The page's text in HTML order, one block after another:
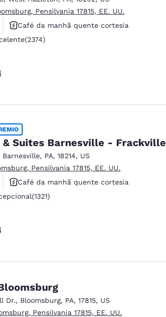
Pensilvania 17815, EE. UU.
Café da manhã quente cortesia
de estimação
estrellas. Excelente. 2374 reseñas
(2374)
& Suites Barnesville - Frackville
Barnesville, PA, 18214, US
Pensilvania 17815, EE. UU.
Café da manhã quente cortesia
de estimação
estrellas. Excepcional. 1321 reseñas
(1321)
Dr., Bloomsburg, PA, 17815, US
Pensilvania 17815, EE. UU.